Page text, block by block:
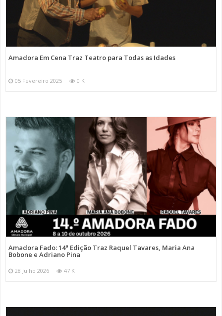
Amadora Em Cena Traz Teatro para Todas as Idades
05 Fevereiro 2025 0 K
Amadora Fado: 14ª Edição Traz Raquel Tavares, Maria Ana
Bobone e Adriano Pina
28 Julho 2026 47 K